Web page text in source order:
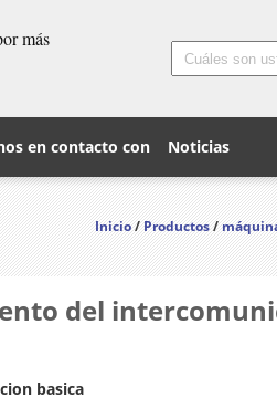
más
en contacto con Noticias
Inicio/Productos/
del
basica